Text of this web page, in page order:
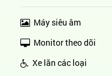
Máy siêu âm
Monitor theo dõi
Xe lăn các loại